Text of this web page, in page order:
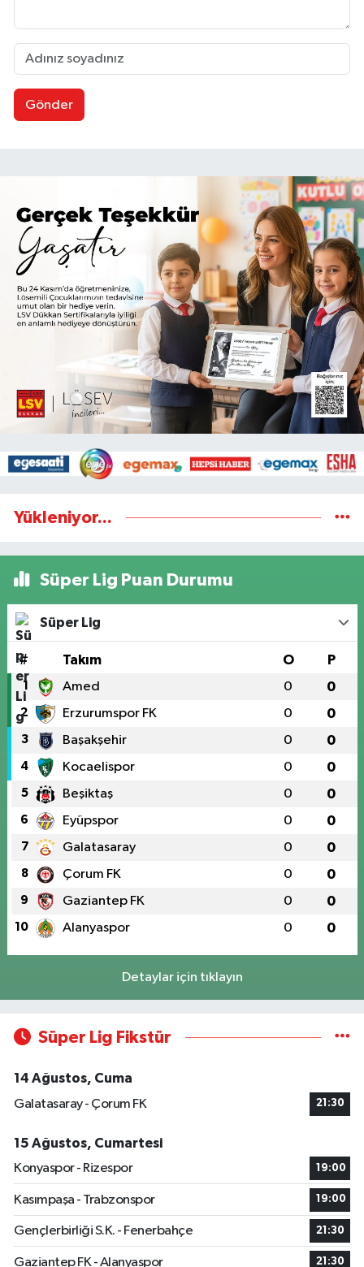
Gönder
Yükleniyor...
Süper Lig Puan Durumu
Süper Lig
# Takım O P
1 Amed 0 0
2 Erzurumspor FK 0 0
3 Başakşehir 0 0
4 Kocaelispor 0 0
5 Beşiktaş 0 0
6 Eyüpspor 0 0
7 Galatasaray 0 0
8 Çorum FK 0 0
9 Gaziantep FK 0 0
10 Alanyaspor 0 0
Detaylar için tıklayın
Süper Lig Fikstür
14 Ağustos, Cuma
Galatasaray - Çorum FK
21:30
15 Ağustos, Cumartesi
Konyaspor - Rizespor
19:00
Kasımpaşa - Trabzonspor 19:00
Gençlerbirliği S.K. - Fenerbahçe 21:30
Gaziantep FK - Alanyaspor 21:30